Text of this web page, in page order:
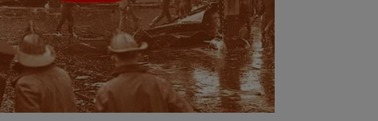
do atentado que sofreu em 2018 pelas mãos de um
extremo no qual é submetido todos os dias devido a